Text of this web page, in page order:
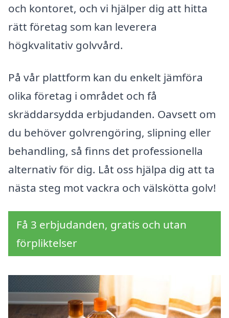
och kontoret, och vi hjälper dig att hitta
rätt företag som kan leverera
högkvalitativ golvvård.
På vår plattform kan du enkelt jämföra
olika företag i området och få
skräddarsydda erbjudanden. Oavsett om
du behöver golvrengöring, slipning eller
behandling, så finns det professionella
alternativ för dig. Låt oss hjälpa dig att ta
nästa steg mot vackra och välskötta golv!
Få 3 erbjudanden, gratis och utan
förpliktelser